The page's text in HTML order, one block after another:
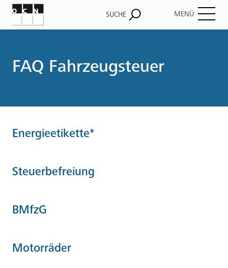
FAQ Fahrzeugsteuer
Energieetikette*
Steuerbefreiung
BMfzG
Motorräder
SUCHE MENÜ